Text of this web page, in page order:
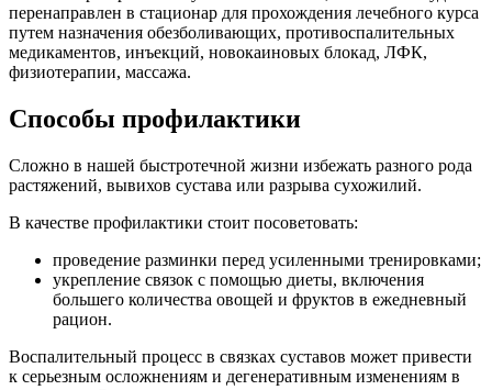
перенаправлен в стационар для прохождения лечебного курса
путем назначения обезболивающих, противоспалительных
медикаментов, инъекций, новокаиновых блокад, ЛФК,
физиотерапии, массажа.
Способы профилактики
Сложно в нашей быстротечной жизни избежать разного рода
растяжений, вывихов сустава или разрыва сухожилий.
В качестве профилактики стоит посоветовать:
проведение разминки перед усиленными тренировками;
укрепление связок с помощью диеты, включения
большего количества овощей и фруктов в ежедневный
рацион.
Воспалительный процесс в связках суставов может привести
к серьезным осложнениям и дегенеративным изменениям в